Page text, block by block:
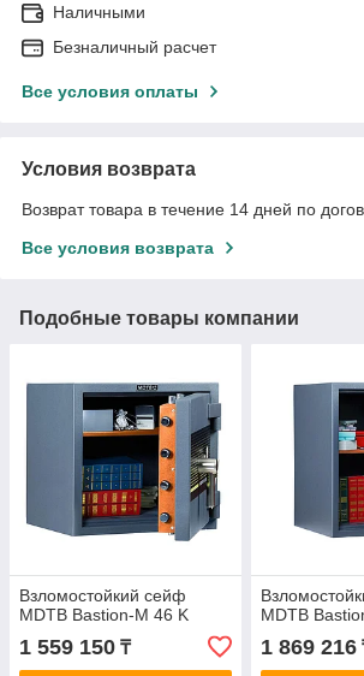
Наличными
Безналичный расчет
Все условия оплаты
Условия возврата
Возврат товара в течение 14 дней по
Все условия возврата
Подобные товары компании
Взломостойкий сейф
MDTB Bastion-M 46 K
1 559 150 ₸
MDTB
1 869 216